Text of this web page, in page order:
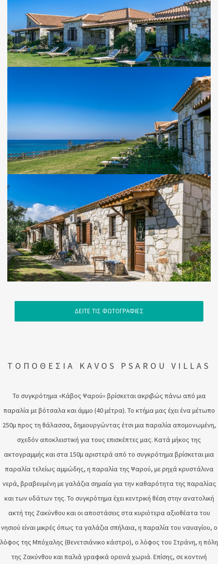
ΔΕΙΤΕ ΤΙΣ ΦΩΤΟΓΡΑΦΙΕΣ
ΤΟΠΟΘΕΣΙΑ KAVOS PSAROU VILLAS
Το συγκρότημα «Κάβος Ψαρού» βρίσκεται ακριβώς πάνω από μια
παραλία με βότσαλα και άμμο (40 μέτρα). Το κτήμα μας έχει ένα μέτωπο
250μ προς τη θάλασσα, δημιουργώντας έτσι μια παραλία απομονωμένη,
σχεδόν αποκλειστική για τους επισκέπτες μας. Κατά μήκος της
ακτογραμμής και στα 150μ αριστερά από το συγκρότημα βρίσκεται μια
παραλία τελείως αμμώδης, η παραλία της Ψαρού, με ρηχά κρυστάλινα
νερά, βραβευμένη με γαλάζια σημαία για την καθαρότητα της παραλίας
και των υδάτων της. Το συγκρότημα έχει κεντρική θέση στην ανατολική
ακτή της Ζακύνθου και οι αποστάσεις στα κυριότερα αξιοθέατα του
νησιού είναι μικρές όπως τα γαλάζια σπήλαια, η παραλία του ναυαγίου, ο
λόφος της Μπόχαλης (Βενετσιάνικο κάστρο), ο λόφος του Στράνη, η πόλη
της Ζακύνθου και παλιά γραφικά ορεινά χωριά. Επίσης, σε κοντινή